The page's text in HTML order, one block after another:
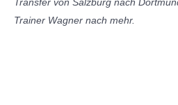
Trainer Wagner nach mehr.